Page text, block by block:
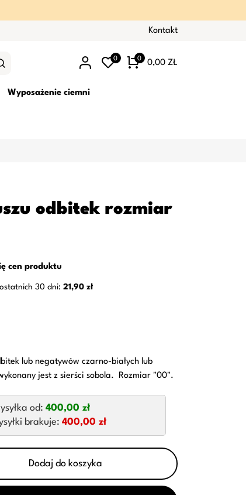
Kontakt
0 0 0,00 ZŁ
Wyposażenie ciemni
odbitek rozmiar
cen produktu
30 dni: 21,90 zł
lub negatywów czarno-białych lub
jest z sierści sobola. Rozmiar "00".
od: 400,00 zł
brakuje: 400,00 zł
Dodaj do koszyka